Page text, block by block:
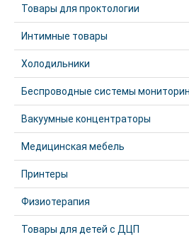
Товары для проктологии
Интимные товары
Холодильники
Беспроводные системы
Вакуумные концентраторы
Медицинская мебель
Принтеры
Физиотерапия
Товары для детей с ДЦП